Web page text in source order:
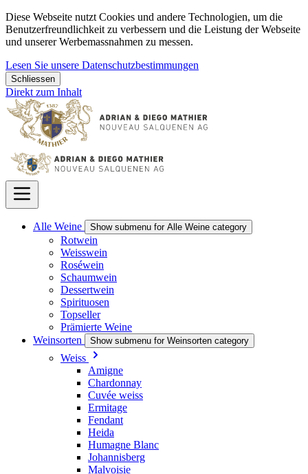
Diese Webseite nutzt Cookies und andere Technologien, um die
Benutzerfreundlichkeit zu verbessern und die Leistung der Webseite
und unserer Werbemassnahmen zu messen.
Lesen Sie unsere Datenschutzbestimmungen
Schliessen
Direkt zum Inhalt
Alle Weine Show submenu for Alle Weine category
Rotwein
Weisswein
Roséwein
Schaumwein
Dessertwein
Spirituosen
Topseller
Prämierte Weine
Weinsorten
Show submenu for Weinsorten category
Weiss
Amigne
Chardonnay
Cuvée weiss
Ermitage
Fendant
Heida
Humagne Blanc
Johannisberg
Malvoisie